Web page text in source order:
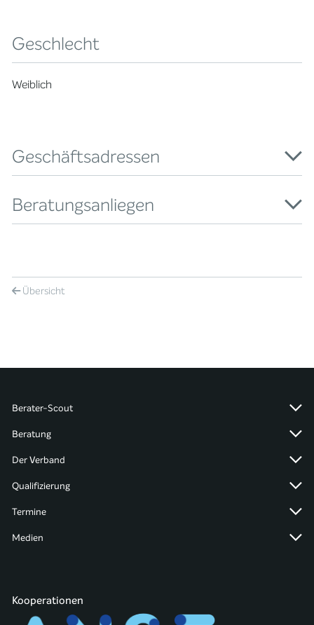
Geschlecht
Weiblich
Geschäftsadressen
Beratungsanliegen
Übersicht
Berater-Scout
Beratung
Der Verband
Qualifizierung
Termine
Medien
Kooperationen